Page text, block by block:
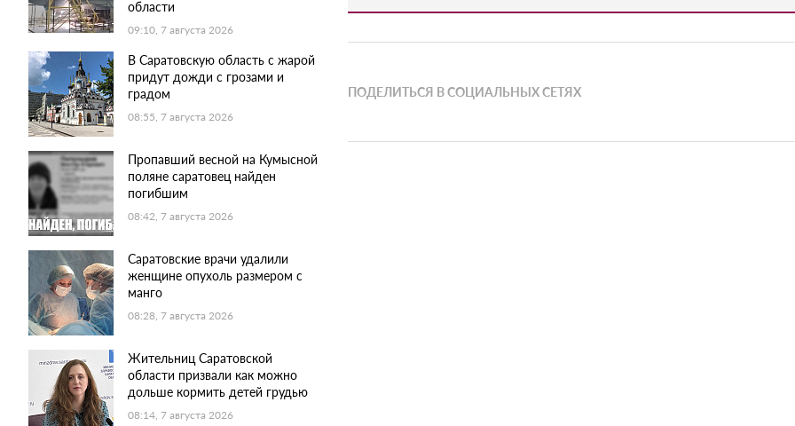
области
09:10, 7 августа 2026
В Саратовскую область с жарой
придут дожди с грозами и
градом
08:55, 7 августа 2026
Пропавший весной на Кумысной
поляне саратовец найден
погибшим
08:42, 7 августа 2026
Саратовские врачи удалили
женщине опухоль размером с
манго
08:28, 7 августа 2026
Жительниц Саратовской
области призвали как можно
дольше кормить детей грудью
08:14, 7 августа 2026
ПОДЕЛИТЬСЯ В СОЦИАЛЬНЫХ СЕТЯХ